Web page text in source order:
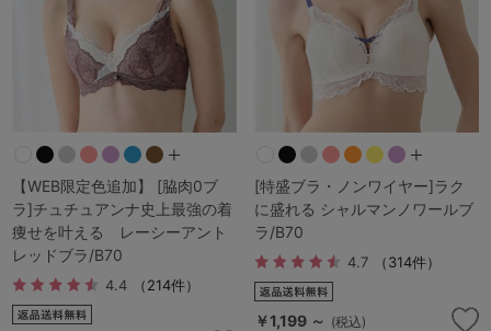
【WEB限定色追加】 [脇肉0ブ
ラ]チュチュアンナ史上最強の着
痩せを叶える レーシーアント
レッドブラ/B70
4.4 （214件）
[特盛ブラ・ノンワイヤー]ラク
に盛れる シャルマンノワールブ
ラ/B70
4.7 （314件）
￥1,199 ～ (税込)